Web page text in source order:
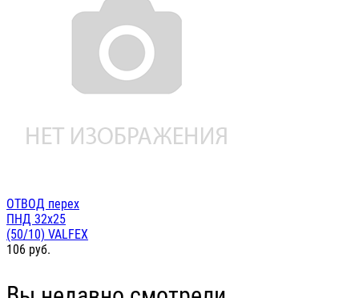
ОТВОД перех
ПНД 32х25
(50/10) VALFEX
106 руб.